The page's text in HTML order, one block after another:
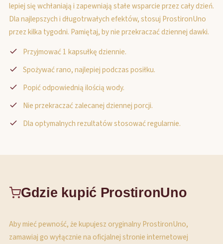
lepiej się wchłaniają i zapewniają stałe wsparcie przez cały dzień.
Dla najlepszych i długotrwałych efektów, stosuj ProstironUno
przez kilka tygodni. Pamiętaj, by nie przekraczać dziennej dawki.
Przyjmować 1 kapsułkę dziennie.
Spożywać rano, najlepiej podczas posiłku.
Popić odpowiednią ilością wody.
Nie przekraczać zalecanej dziennej porcji.
Dla optymalnych rezultatów stosować regularnie.
Gdzie kupić ProstironUno
Aby mieć pewność, że kupujesz oryginalny ProstironUno,
zamawiaj go wyłącznie na oficjalnej stronie internetowej